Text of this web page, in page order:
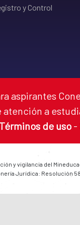
y Control
aspirantes
a
Términos de uso -
y vigilancia del
Jurídica: Resolución